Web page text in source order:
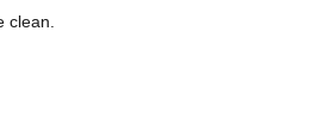
clean.